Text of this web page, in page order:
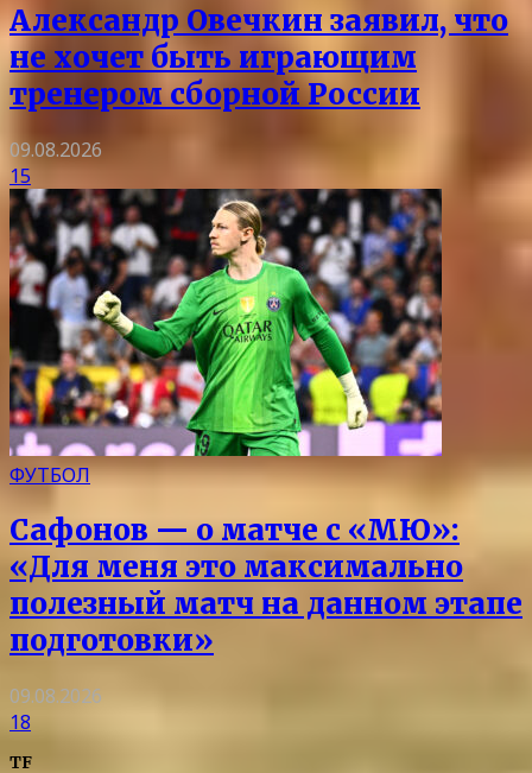
Александр Овечкин заявил, что
не хочет быть играющим
тренером сборной России
09.08.2026
15
ФУТБОЛ
Сафонов — о матче с «МЮ»:
«Для меня это максимально
полезный матч на данном этапе
подготовки»
09.08.2026
18
TF